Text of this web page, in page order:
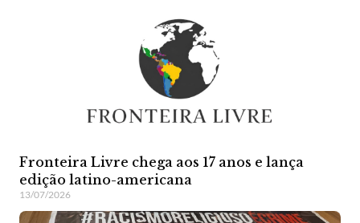
Fronteira Livre chega aos 17 anos e lança
edição latino-americana
13/07/2026